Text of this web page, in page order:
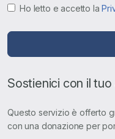
Ho letto e accetto la
Sostienici con il tuo
Questo servizio è offerto
con una donazione per